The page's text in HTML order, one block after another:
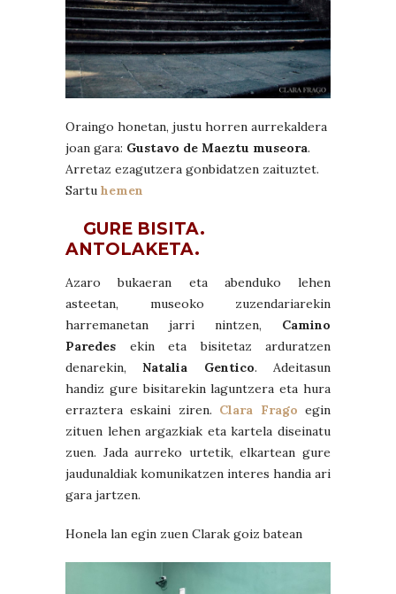
Oraingo honetan, justu horren aurrekaldera
joan gara: Gustavo de Maeztu museora.
Arretaz ezagutzera gonbidatzen zaituztet.
Sartu hemen
GURE BISITA.
ANTOLAKETA.
Azaro bukaeran eta abenduko lehen
asteetan, museoko zuzendariarekin
harremanetan jarri nintzen, Camino
Paredes ekin eta bisitetaz arduratzen
denarekin,Natalia Gentico. Adeitasun
handiz gure bisitarekin laguntzera eta hura
erraztera eskaini ziren. Clara Frago egin
zituen lehen argazkiak eta kartela diseinatu
zuen. Jada aurreko urtetik, elkartean gure
jaudunaldiak komunikatzen interes handia ari
gara jartzen.
Honela lan egin zuen Clarak goiz batean